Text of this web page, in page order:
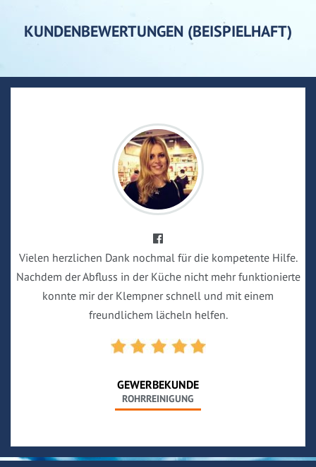
KUNDENBEWERTUNGEN (BEISPIELHAFT)
Vielen herzlichen Dank nochmal für die kompetente Hilfe.
Nachdem der Abfluss in der Küche nicht mehr funktionierte
konnte mir der Klempner schnell und mit einem
freundlichem lächeln helfen.
GEWERBEKUNDE
ROHRREINIGUNG